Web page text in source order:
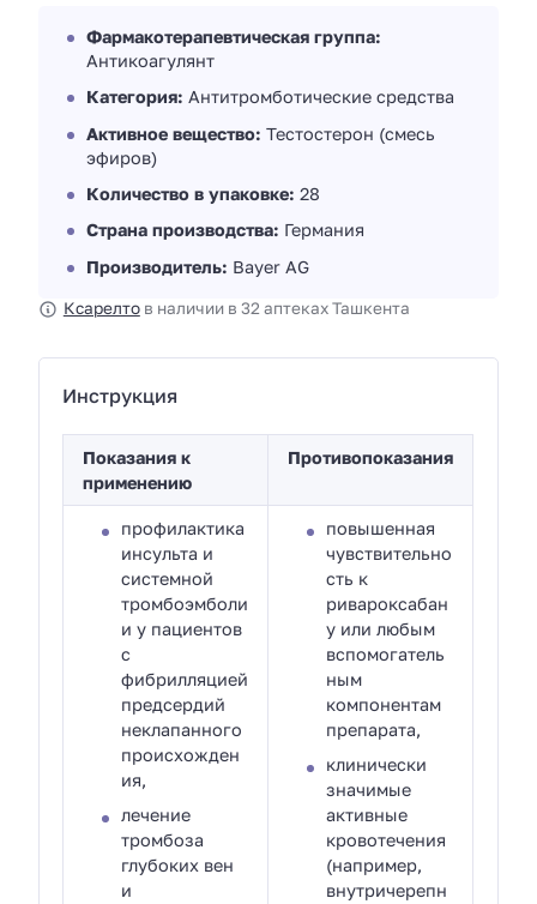
Фармакотерапевтическая группа:
Антикоагулянт
Категория: Антитромботические средства
Активное вещество: Тестостерон (смесь
эфиров)
Количество в упаковке: 28
Страна производства: Германия
Производитель: Bayer AG
Ксарелтов наличии в 32 аптеках Ташкента
Инструкция
Показания к
применению
Противопоказания
профилактика
инсульта и
системной
тромбоэмболи
и у пациентов
с
фибрилляцией
предсердий
неклапанного
происхожден
ия,
лечение
тромбоза
глубоких вен
и
повышенная
чувствительно
сть к
ривароксабан
у или любым
вспомогатель
ным
компонентам
препарата,
клинически
значимые
активные
кровотечения
(например,
внутричерепн